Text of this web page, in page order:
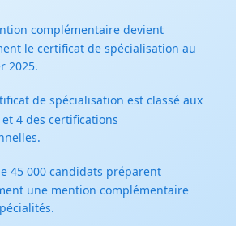
complémentaire devient
le certificat de spécialisation au
2025.
de spécialisation est classé aux
4 des certifications
45 000 candidats préparent
une mention complémentaire